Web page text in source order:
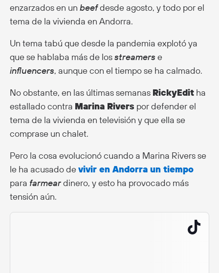
enzarzados en un beefdesde agosto, y todo por el
tema de la vivienda en Andorra.
Un tema tabú que desde la pandemia explotó ya
que se hablaba más de losstreamerse
influencers, aunque con el tiempo se ha calmado.
No obstante, en las últimas semanas RickyEdit ha
estallado contra Marina Rivers por defender el
tema de la vivienda en televisión y que ella se
comprase un chalet.
Pero la cosa evolucionó cuando a Marina Rivers se
le ha acusado devivir en Andorra un tiempo
para farmeardinero, y esto ha provocado más
tensión aún.